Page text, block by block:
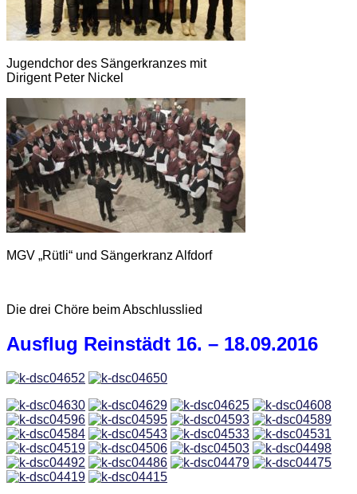
Jugendchor des Sängerkranzes mit
Dirigent Peter Nickel
MGV „Rütli“ und Sängerkranz Alfdorf
Die drei Chöre beim Abschlusslied
Ausflug Reinstädt 16. – 18.09.2016